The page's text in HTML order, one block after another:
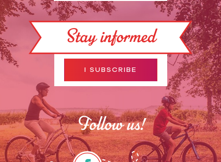
Stay informed
I SUBSCRIBE
Follow us!